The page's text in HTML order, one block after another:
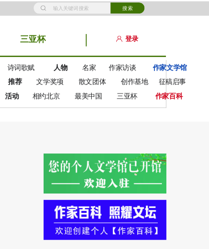
搜索
登录
三亚杯
诗词歌赋 人物 名家 作家访谈 作家文学馆
推荐 文学奖项 散文团体 创作基地
征稿启事
活动 相约北京 最美中国 三亚杯 作家百科